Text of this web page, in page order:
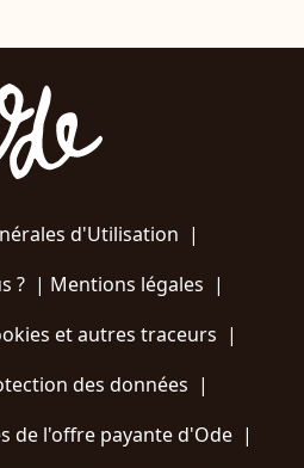
d'Utilisation |
?| Mentions légales |
et autres traceurs |
des données |
de l'offre payante d'Ode |